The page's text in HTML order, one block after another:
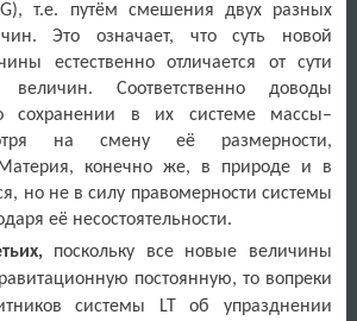
G), т.е. путём смешения двух разных
Это означает, что суть новой
естественно отличается от сути
Соответственно доводы
сохранении в их системе массы–
на смену её размерности,
Материя, конечно же, в природе и в
но не в силу правомерности системы
её несостоятельности.
поскольку все новые величины
постоянную, то вопреки
системы
LT
об упразднении